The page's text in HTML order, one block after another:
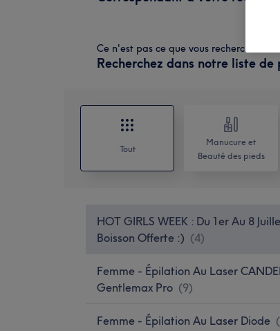
Ce n'est pas ce que vous recherchiez ?
Recherchez dans notre liste de
Tout
Manucure et
Beauté des pieds
HOT GIRLS WEEK : Du 1er Au 8
Boisson Offerte :) (4)
Femme - Épilation Au Laser
Gentlemax Pro (9)
Femme - Épilation Au Laser Diode (